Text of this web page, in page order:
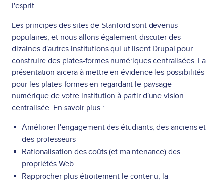
l'esprit.
Les principes des sites de Stanford sont devenus
populaires, et nous allons également discuter des
dizaines d'autres institutions qui utilisent Drupal pour
construire des plates-formes numériques centralisées. La
présentation aidera à mettre en évidence les possibilités
pour les plates-formes en regardant le paysage
numérique de votre institution à partir d'une vision
centralisée. En savoir plus :
Améliorer l'engagement des étudiants, des anciens et
des professeurs
Rationalisation des coûts (et maintenance) des
propriétés Web
Rapprocher plus étroitement le contenu, la